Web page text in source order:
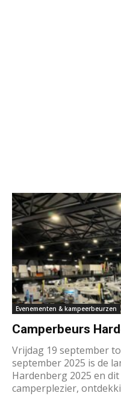
Evenementen & kampeerbeurzen
Camperbeurs
Vrijdag 19 september
september 2025 is de
Hardenberg 2025 en
camperplezier,